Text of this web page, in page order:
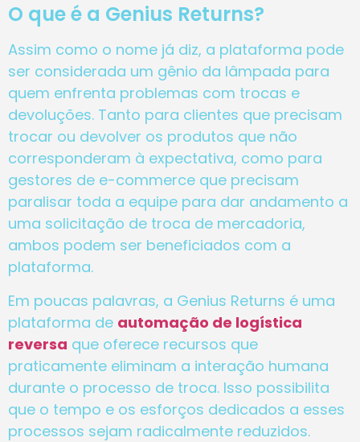
O que é a Genius Returns?
Assim como o nome já diz, a plataforma pode
ser considerada um gênio da lâmpada para
quem enfrenta problemas com trocas e
devoluções. Tanto para clientes que precisam
trocar ou devolver os produtos que não
corresponderam à expectativa, como para
gestores de e-commerce que precisam
paralisar toda a equipe para dar andamento a
uma solicitação de troca de mercadoria,
ambos podem ser beneficiados com a
plataforma.
Em poucas palavras, a Genius Returns é uma
plataforma de automação de logística
reversa que oferece recursos que
praticamente eliminam a interação humana
durante o processo de troca. Isso possibilita
que o tempo e os esforços dedicados a esses
processos sejam radicalmente reduzidos.